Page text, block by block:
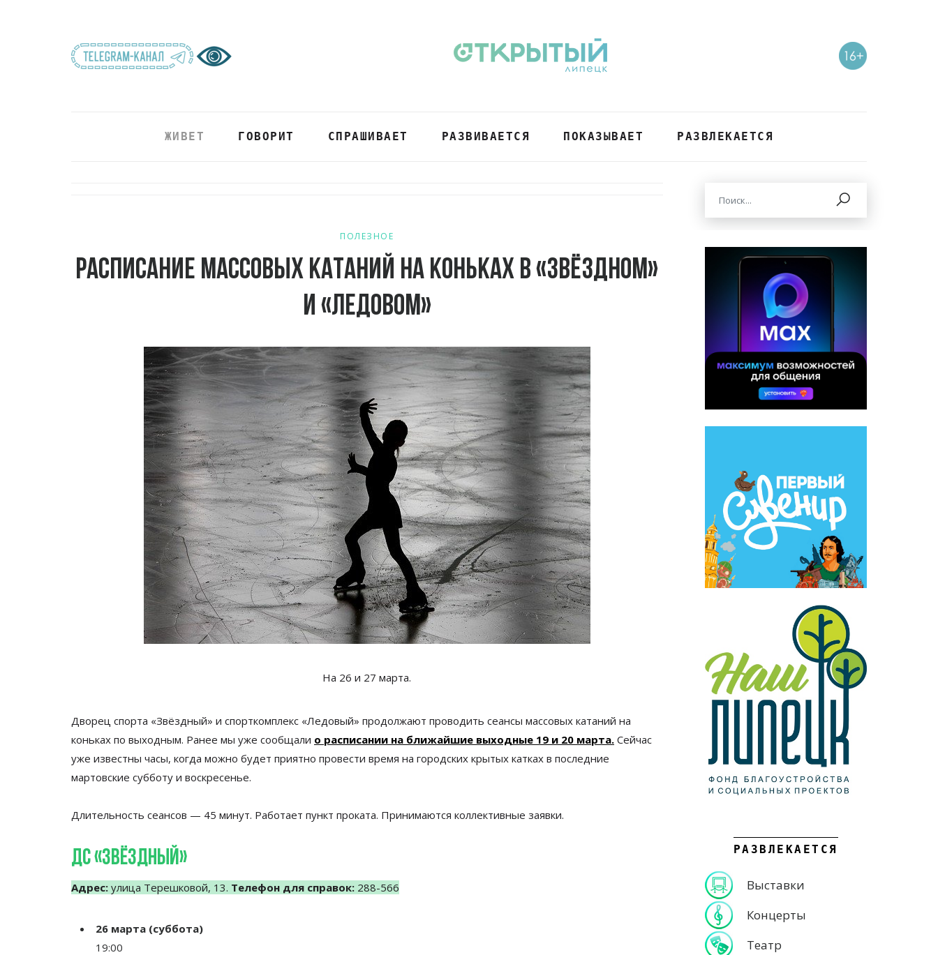
ЖИВЕТ ГОВОРИТ СПРАШИВАЕТ РАЗВИВАЕТСЯ ПОКАЗЫВАЕТ РАЗВЛЕКАЕТСЯ
ПОЛЕЗНОЕ
Расписание массовых катаний на коньках в «Звёздном»
и «Ледовом»
На 26 и 27 марта.
Дворец спорта «Звёздный» и спорткомплекс «Ледовый» продолжают проводить сеансы массовых катаний на
коньках по выходным. Ранее мы уже сообщали о расписании на ближайшие выходные 19 и 20 марта. Сейчас
уже известны часы, когда можно будет приятно провести время на городских крытых катках в последние
мартовские субботу и воскресенье.
Длительность сеансов — 45 минут. Работает пункт проката. Принимаются коллективные заявки.
ДС «Звёздный»
Адрес: улица Терешковой, 13. Телефон для справок: 288-566
26 марта (суббота)
19:00
РАЗВЛЕКАЕТСЯ
Выставки
Концерты
Театр